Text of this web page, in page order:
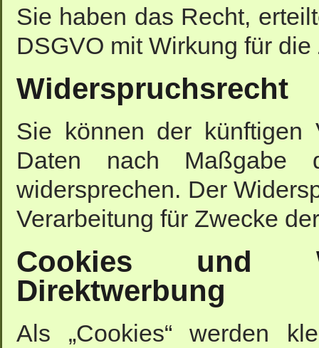
Sie haben das Recht,
DSGVO mit Wirkung für
Widerspruchsrecht
Sie können der künftigen
Daten nach Maßgabe
widersprechen. Der
Verarbeitung für Zwecke
Cookies und
Direktwerbung
Als „Cookies“ werden